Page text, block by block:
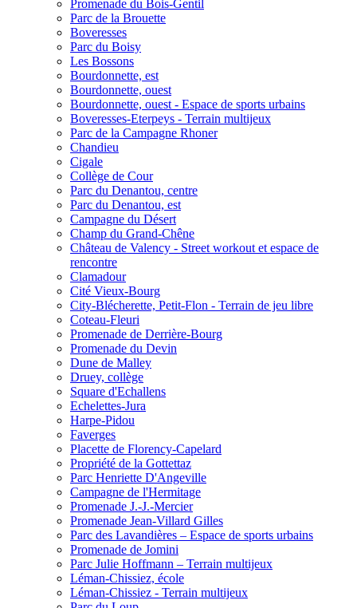
Promenade du Bois-Gentil
Parc de la Brouette
Boveresses
Parc du Boisy
Les Bossons
Bourdonnette, est
Bourdonnette, ouest
Bourdonnette, ouest - Espace de sports urbains
Boveresses-Eterpeys - Terrain multijeux
Parc de la Campagne Rhoner
Chandieu
Cigale
Collège de Cour
Parc du Denantou, centre
Parc du Denantou, est
Campagne du Désert
Champ du Grand-Chêne
Château de Valency - Street workout et espace de
rencontre
Clamadour
Cité Vieux-Bourg
City-Blécherette, Petit-Flon - Terrain de jeu libre
Coteau-Fleuri
Promenade de Derrière-Bourg
Promenade du Devin
Dune de Malley
Druey, collège
Square d'Echallens
Echelettes-Jura
Harpe-Pidou
Faverges
Placette de Florency-Capelard
Propriété de la Gottettaz
Parc Henriette D'Angeville
Campagne de l'Hermitage
Promenade J.-J.-Mercier
Promenade Jean-Villard Gilles
Parc des Lavandières – Espace de sports urbains
Promenade de Jomini
Parc Julie Hoffmann – Terrain multijeux
Léman-Chissiez, école
Léman-Chissiez - Terrain multijeux